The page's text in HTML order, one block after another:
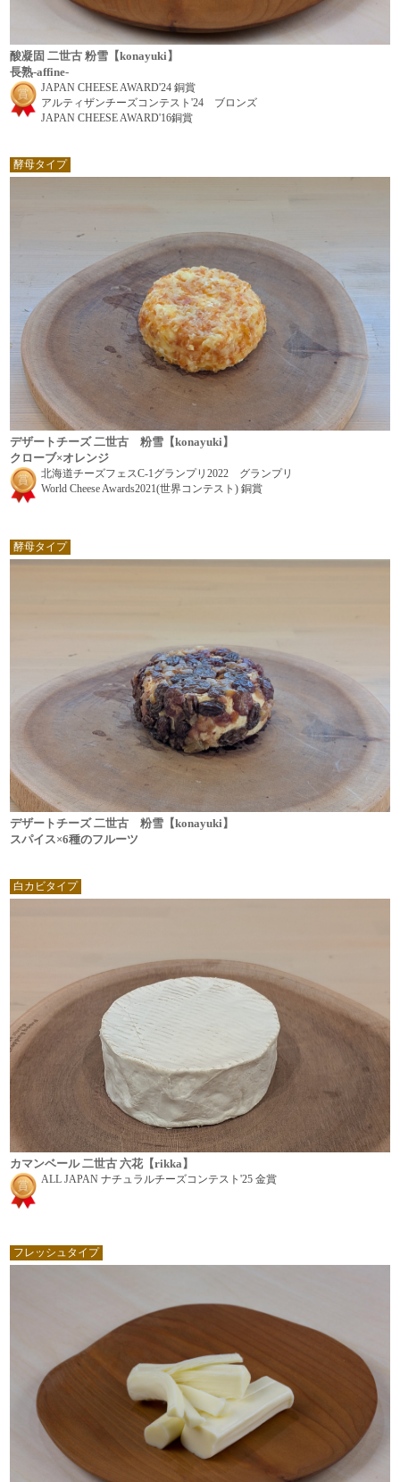
酸凝固 二世古 粉雪【konayuki】
長熟-affine-
JAPAN CHEESE AWARD'24 銅賞
アルティザンチーズコンテスト'24 ブロンズ
JAPAN CHEESE AWARD'16銅賞
酵母タイプ
デザートチーズ 二世古 粉雪【konayuki】
クローブ×オレンジ
北海道チーズフェスC-1グランプリ2022 グランプリ
World Cheese Awards2021(世界コンテスト) 銅賞
酵母タイプ
デザートチーズ 二世古 粉雪【konayuki】
スパイス×6種のフルーツ
白カビタイプ
カマンベール 二世古 六花【rikka】
ALL JAPAN ナチュラルチーズコンテスト'25 金賞
フレッシュタイプ